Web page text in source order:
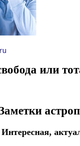
или
Интересная,